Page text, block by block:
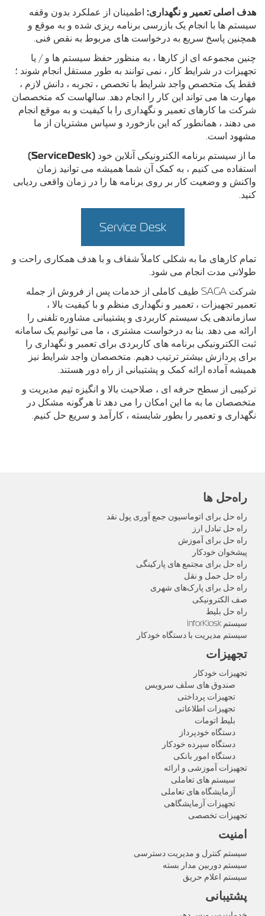
هدف اصلی تعمیر و نگهداری: اطمینان از عملکرد بدون وقفه
سیستم ها با انجام یک بازرسی برنامه ریزی شده و به موقع و
همچنین پاسخ سریع به درخواست های مربوط به نقص فنی.
چنین مجموعه ای از کارها ، به منظور حفظ سیستم ها و / یا
تجهیزات در شرایط کار ، نمی توانند به طور مستقل انجام شوند ؛
فقط یک متخصص واجد شرایط با تخصص ، تجربه ، دانش لازم ،
مهارت ها می تواند این کار را انجام دهد. سالهاست که متخصصان
شرکت ما کارهای تعمیر و نگهداری را با کیفیت و به موقع انجام
می دهند ، همانطور که این بازخورد و سپاس مشتریان از ما
مشهود است.
ما از سیستم برنامه الکترونیکی آنلاین خود (ServiceDesk)
استفاده می کنیم ، به کمک آن شما همیشه می توانید زمان
واکنش و وضعیت کار بر روی برنامه ها را در زمان واقعی ردیابی
کنید.
Service Desk
تمام کارهای ما به شکلی کاملاً شفاف و با هدف همکاری راحت و
طولانی مدت انجام می شود.
شرکت SAGA طیف کاملی از خدمات پس از فروش از جمله
تعمیر تجهیزات ، تعمیر و نگهداری منظم و با کیفیت بالا ،
سازماندهی یک سیستم کاربردی و پشتیبانی مشاوره تلفنی را
ارائه می دهد. بنا به درخواست مشتری ، ما می توانیم یک سامانه
ثبت الکترونیکی برنامه های کاربردی برای تعمیر و نگهداری را
برای پردازش بیشتر ترتیب دهیم. متخصصان واجد شرایط نیز
همیشه آماده ارائه کمک و پشتیبانی از راه دور هستند.
ترکیبی از سطح حرفه ای ، صلاحیت بالا و انگیزه تیم مدیریت و
متخصصان ما به ما این امکان را می دهد تا هرگونه مشکل در
نگهداری و تعمیر را بطور شایسته ، کارآمد و سریع حل کنیم.
راه‌حل‌ ها
راه حل برای اتوماسیون جمع آوری پول نقد
راه حل تبادل ارز
راه حل برای آموزش
پیشخوان خودکار
راه حل برای مجتمع های پارکینگی
راه حل حمل و نقل
راه حل برای پارک‌های شهری
صف الکترونیکی
راه حل بلیط
سیستم InforKiosk
سیستم مدیریت با دستگاه خودکار
تجهیزات
تجهیزات خودکار
صندوق های سلف سرویس
تجهیزات پرداختی
تجهیزات اطلاعاتی
بلیط اتومات
دستگاه خودپرداز
دستگاه سپرده خودکار
دستگاه امور بانکی
تجهیزات آموزشی و ارائه
سیستم های تعاملی
آزمایشگاه های تعاملی
تجهیزات آزمایشگاهی
تجهیزات تخصصی
امنیت
سیستم کنترل و مدیریت دسترسی
سیستم دوربین مدار بسته
سیستم اعلام حریق
پشتیبانی